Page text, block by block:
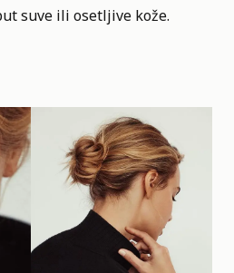
suve ili osetljive kože.